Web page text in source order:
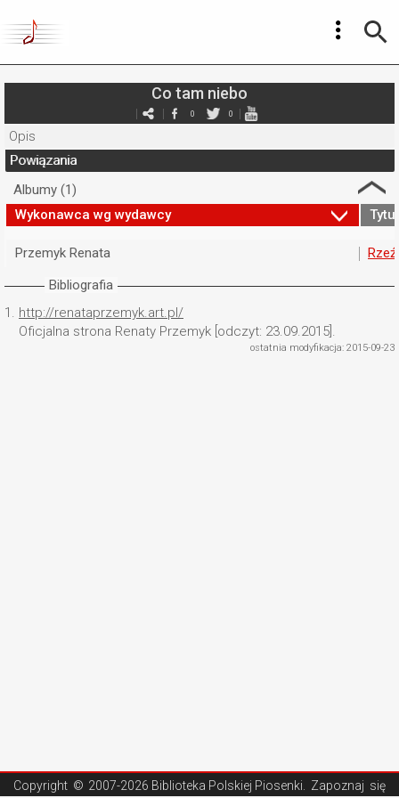
Co tam niebo
0 0
Opis
Powiązania
Albumy (1)
Wykonawca wg wydawcy
Tytuł
Przemyk Renata
Bibliografia
1. http://renataprzemyk.art.pl/
Oficjalna strona Renaty Przemyk [odczyt: 23.09.2015].
ostatnia modyfikacja: 2015-09-23
Copyright © 2007-2026 Biblioteka Polskiej Piosenki . Zapoznaj się